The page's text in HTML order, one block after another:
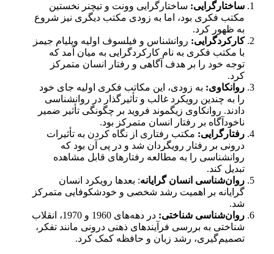
ساختارگرایی: ساختارگرایی وونت و تیچنر نخستین
مکتب فکری بود، اما به زودی مکتب دیگری نیز شروع
به ظهور کرد.
کارکردگرایی: روانشناس و فیلسوف اولیه ویلیام جیمز
با مکتب فکری به نام کارکردگرایی به میان آمد که
توجه خود را بر هدف آگاهی و رفتار انسان متمرکز
کرد.
روانکاوی: به زودی، این مکاتب فکری اولیه جای خود
را به چندین رویکرد غالب و تأثیرگذار در روانشناسی
دادند. روانکاوی زیگموند فروید بر چگونگی تأثیر ضمیر
ناخودآگاه بر رفتار انسان متمرکز بود.
رفتارگرایی: مکتب رفتاری از نگاه کردن به تأثیرات
درونی بر رفتار رویگردان شد و در پی آن بود که
روانشناسی را به مطالعه رفتارهای قابل مشاهده
تبدیل کند.
روان‌شناسی انسان گرایانه: بعدها رویکرد انسان
گرایانه بر اهمیت رشد شخصی و خودشکوفایی متمرکز
شد.
روان‌شناسی شناختی:
در دهه‌های 1960 و 1970، انقلاب
شناختی به بررسی فرآیندهای ذهنی درونی مانند تفکر،
تصمیم‌گیری، رشد زبان و حافظه کمک کرد.